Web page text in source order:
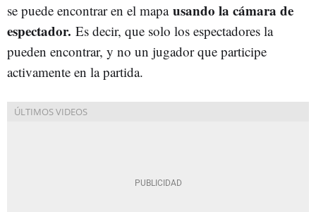
se puede encontrar en el mapa usando la cámara de
espectador. Es decir, que solo los espectadores la
pueden encontrar, y no un jugador que participe
activamente en la partida.